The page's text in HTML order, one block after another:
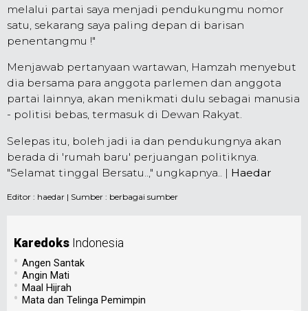
melalui partai saya menjadi pendukungmu nomor
satu, sekarang saya paling depan di barisan
penentangmu !"
Menjawab pertanyaan wartawan, Hamzah menyebut
dia bersama para anggota parlemen dan anggota
partai lainnya, akan menikmati dulu sebagai manusia
- politisi bebas, termasuk di Dewan Rakyat.
Selepas itu, boleh jadi ia dan pendukungnya akan
berada di 'rumah baru' perjuangan politiknya.
"Selamat tinggal Bersatu..," ungkapnya.. | Haedar
Editor : haedar | Sumber : berbagai sumber
Karedoks Indonesia
• Angen Santak
• Angin Mati
• Maal Hijrah
• Mata dan Telinga Pemimpin